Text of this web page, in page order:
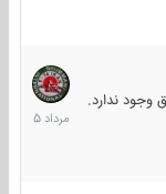
ندارد.
7
مرداد
1405